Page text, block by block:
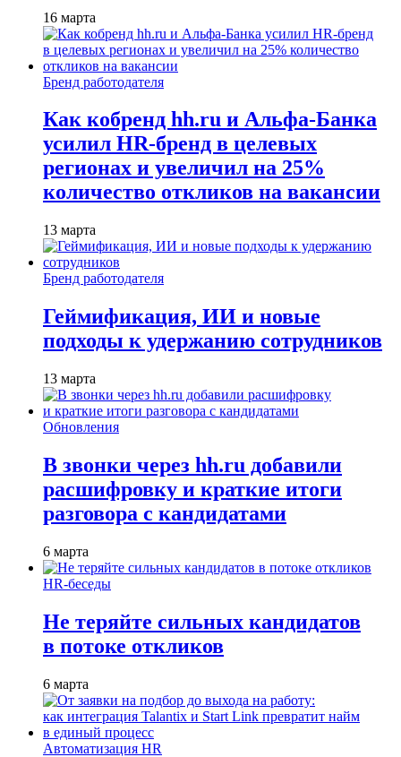
16 марта
Бренд работодателя
Как кобренд hh.ru и Альфа-Банка
усилил HR-бренд в целевых
регионах и увеличил на 25%
количество откликов на вакансии
13 марта
Бренд работодателя
Геймификация, ИИ и новые
подходы к удержанию сотрудников
13 марта
Обновления
В звонки через hh.ru добавили
расшифровку и краткие итоги
разговора с кандидатами
6 марта
HR-беседы
Не теряйте сильных кандидатов
в потоке откликов
6 марта
Автоматизация HR